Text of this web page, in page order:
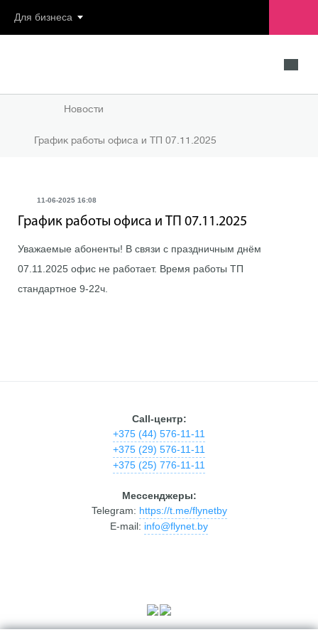
Для бизнеса
Новости
График работы офиса и ТП 07.11.2025
11-06-2025 16:08
График работы офиса и ТП 07.11.2025
Уважаемые абоненты! В связи с праздничным днём
07.11.2025 офис не работает. Время работы ТП
стандартное 9-22ч.
Call-центр:
+375 (44) 576-11-11
+375 (29) 576-11-11
+375 (25) 776-11-11
Мессенджеры:
Telegram: https://t.me/flynetby
E-mail: info@flynet.by